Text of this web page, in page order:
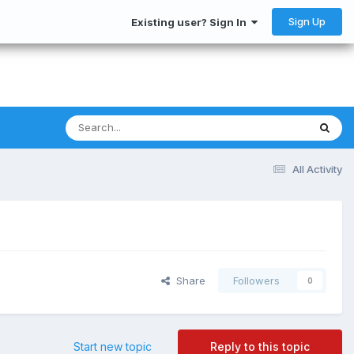
Existing user? Sign In Sign Up
All Activity
Share Followers 0
Reply to this topic
Start new topic